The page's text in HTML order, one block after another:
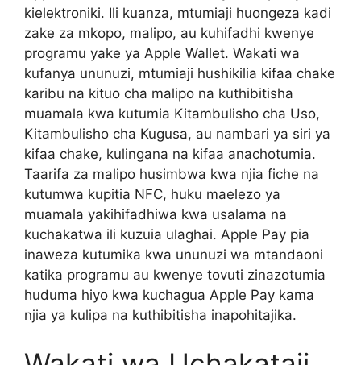
kielektroniki. Ili kuanza, mtumiaji huongeza kadi
zake za mkopo, malipo, au kuhifadhi kwenye
programu yake ya Apple Wallet. Wakati wa
kufanya ununuzi, mtumiaji hushikilia kifaa chake
karibu na kituo cha malipo na kuthibitisha
muamala kwa kutumia Kitambulisho cha Uso,
Kitambulisho cha Kugusa, au nambari ya siri ya
kifaa chake, kulingana na kifaa anachotumia.
Taarifa za malipo husimbwa kwa njia fiche na
kutumwa kupitia NFC, huku maelezo ya
muamala yakihifadhiwa kwa usalama na
kuchakatwa ili kuzuia ulaghai. Apple Pay pia
inaweza kutumika kwa ununuzi wa mtandaoni
katika programu au kwenye tovuti zinazotumia
huduma hiyo kwa kuchagua Apple Pay kama
njia ya kulipa na kuthibitisha inapohitajika.